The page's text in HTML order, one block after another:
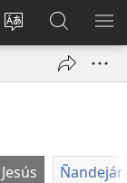
Ekambia
idiómape
Emoñepyrũ
ne
Eheka
JW.ORG
Jesús